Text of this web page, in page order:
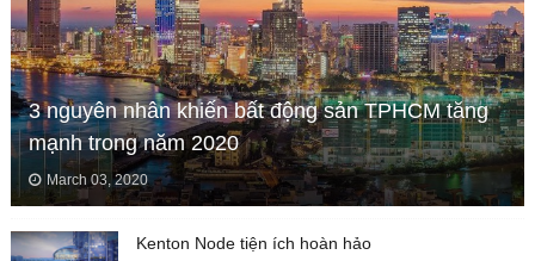
3 nguyên nhân khiến bất động sản TPHCM tăng
mạnh trong năm 2020
March 03, 2020
Kenton Node tiện ích hoàn hảo